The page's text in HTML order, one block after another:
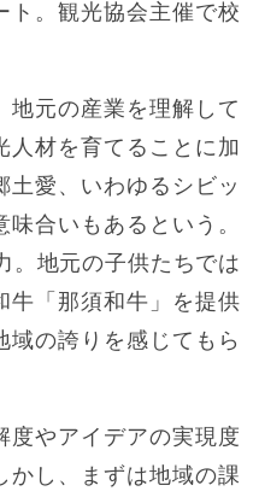
ト。観光協会主催で校
地元の産業を理解して
人材を育てることに加
土愛、いわゆるシビッ
合いもあるという。
。地元の子供たちでは
牛「那須和牛」を提供
域の誇りを感じてもら
度やアイデアの実現度
かし、まずは地域の課